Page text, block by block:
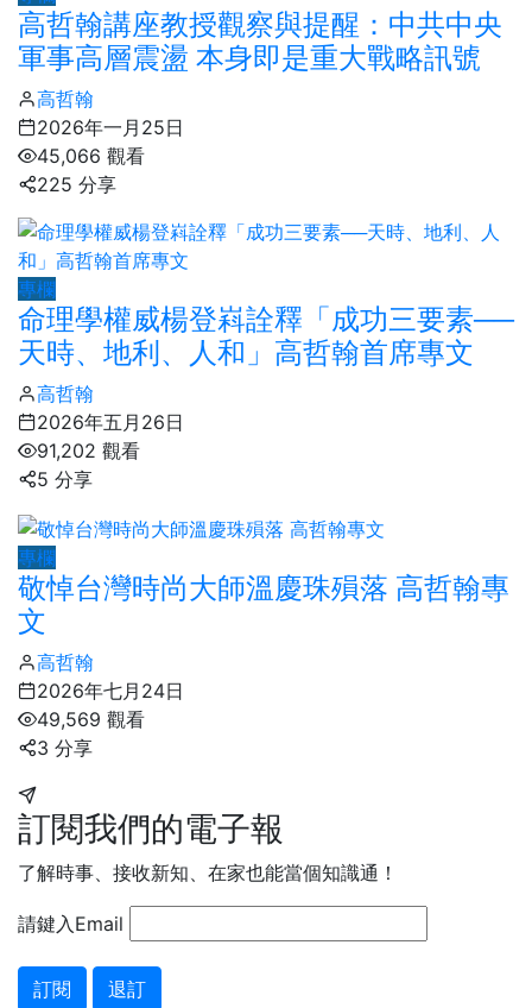
高哲翰講座教授觀察與提醒：中共中央
軍事高層震盪 本身即是重大戰略訊號
高哲翰
2026年一月25日
45,066 觀看
225 分享
專欄
命理學權威楊登嵙詮釋「成功三要素──
天時、地利、人和」高哲翰首席專文
高哲翰
2026年五月26日
91,202 觀看
5 分享
專欄
敬悼台灣時尚大師溫慶珠殞落 高哲翰專
文
高哲翰
2026年七月24日
49,569 觀看
3 分享
訂閱我們的電子報
了解時事、接收新知、在家也能當個知識通！
請鍵入Email
訂閱 退訂